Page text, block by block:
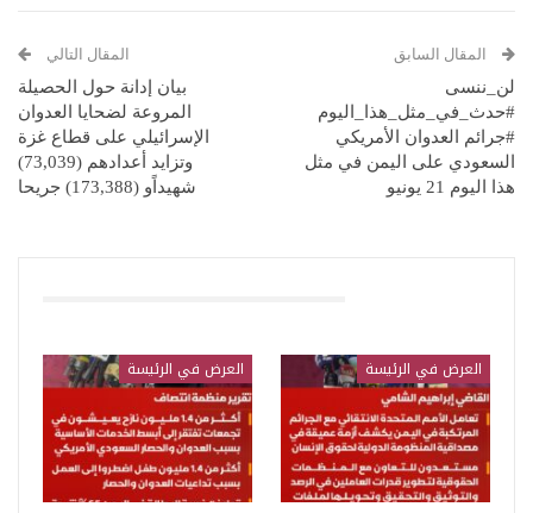
المقال السابق
لن_ننسى
#حدث_في_مثل_هذا_اليوم
#جرائم العدوان الأمريكي
السعودي على اليمن في مثل
هذا اليوم 21 يونيو
المقال التالي
بيان إدانة حول الحصيلة
المروعة لضحايا العدوان
الإسرائيلي على قطاع غزة
وتزايد أعدادهم (73,039)
شهيداًو (173,388) جريحا
العرض في الرئيسة العرض في الرئيسة